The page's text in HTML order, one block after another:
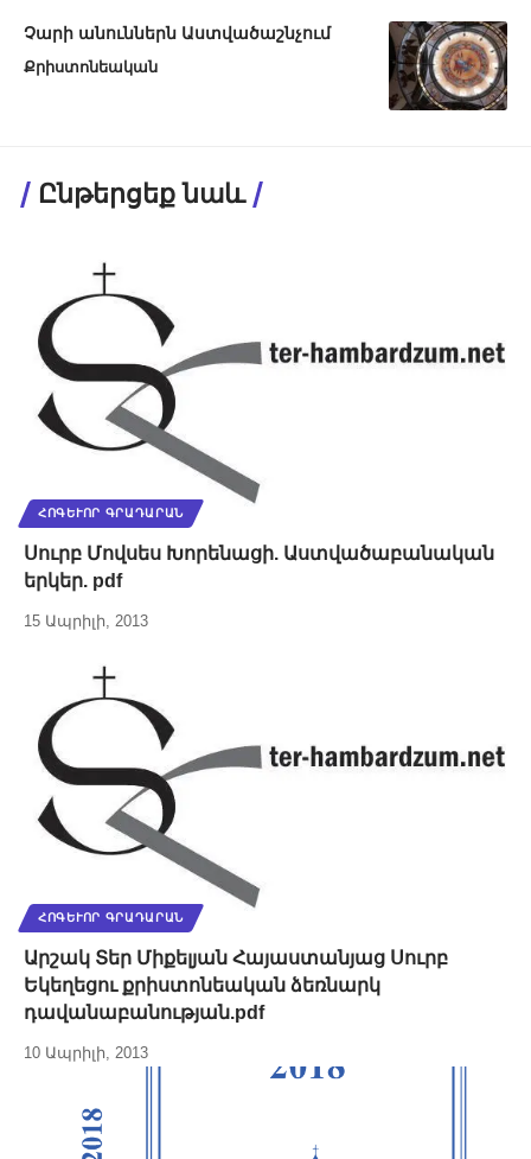
Չարի անուններն Աստվածաշնչում
Քրիստոնեական
Ընթերցեք նաև
ՀՈԳԵՒՈՐ ԳՐԱԴԱՐԱՆ
Սուրբ Մովսես Խորենացի. Աստվածաբանական
երկեր. pdf
15 Ապրիլի, 2013
ՀՈԳԵՒՈՐ ԳՐԱԴԱՐԱՆ
Արշակ Տեր Միքելյան Հայաստանյաց Սուրբ
Եկեղեցու քրիստոնեական ձեռնարկ
դավանաբանության.pdf
10 Ապրիլի, 2013